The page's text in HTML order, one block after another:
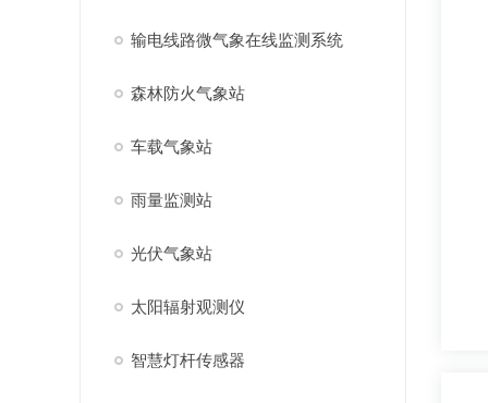
输电线路微气象在线监测系统
森林防火气象站
车载气象站
雨量监测站
光伏气象站
太阳辐射观测仪
智慧灯杆传感器